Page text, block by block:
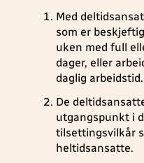
Med
som er
uken med full
dager, eller
daglig arbeidstid.
De
utgangspunkt i
tilsettingsvilkår
heltidsansatte.